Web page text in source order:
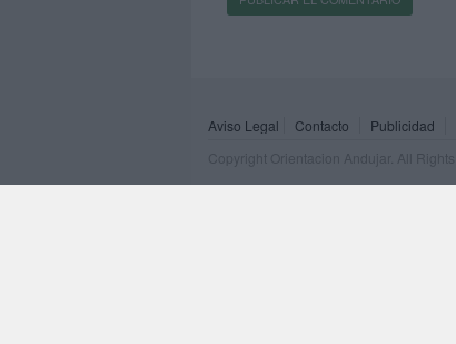
Aviso Legal Contacto Publicidad